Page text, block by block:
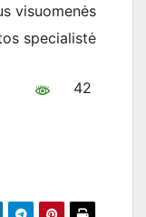
visuomenės
specialistė
42